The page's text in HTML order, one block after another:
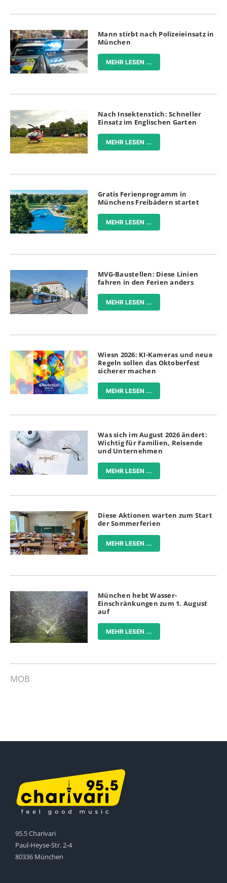
Mann stirbt nach Polizeieinsatz in
München
MEHR LESEN ...
Nach Insektenstich: Schneller
Einsatz im Englischen Garten
MEHR LESEN ...
Gratis Ferienprogramm in
Münchens Freibädern startet
MEHR LESEN ...
MVG-Baustellen: Diese Linien
fahren in den Ferien anders
MEHR LESEN ...
Wiesn 2026: KI-Kameras und neue
Regeln sollen das Oktoberfest
sicherer machen
MEHR LESEN ...
Was sich im August 2026 ändert:
Wichtig für Familien, Reisende
und Unternehmen
MEHR LESEN ...
Diese Aktionen warten zum Start
der Sommerferien
MEHR LESEN ...
München hebt Wasser-
Einschränkungen zum 1. August
auf
MEHR LESEN ...
MOB
95.5 Charivari
Paul-Heyse-Str. 2-4
80336 München